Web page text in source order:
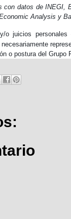
con datos de INEGI,
Analysis y
o juicios
o postura del Grupo